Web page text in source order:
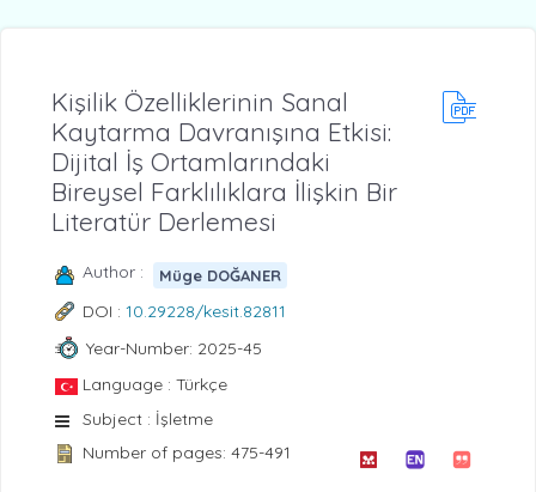
Kişilik Özelliklerinin Sanal
Kaytarma Davranışına Etkisi:
Dijital İş Ortamlarındaki
Bireysel Farklılıklara İlişkin Bir
Literatür Derlemesi
Author : Müge DOĞANER
DOI : 10.29228/kesit.82811
Year-Number: 2025-45
Language : Türkçe
Subject : İşletme
Number of pages: 475-491